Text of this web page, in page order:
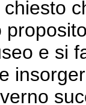
chiesto
e si